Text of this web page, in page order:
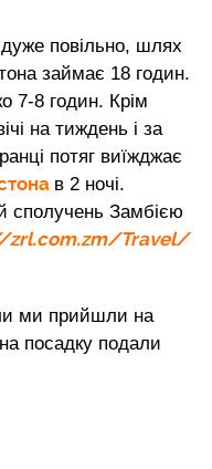
повільно, шлях
займає 18 годин.
7-8 годин. Крім
на тиждень і за
потяг виїжджає
в 2 ночі.
сполучень Замбією
Travel/
ми прийшли на
на посадку подали